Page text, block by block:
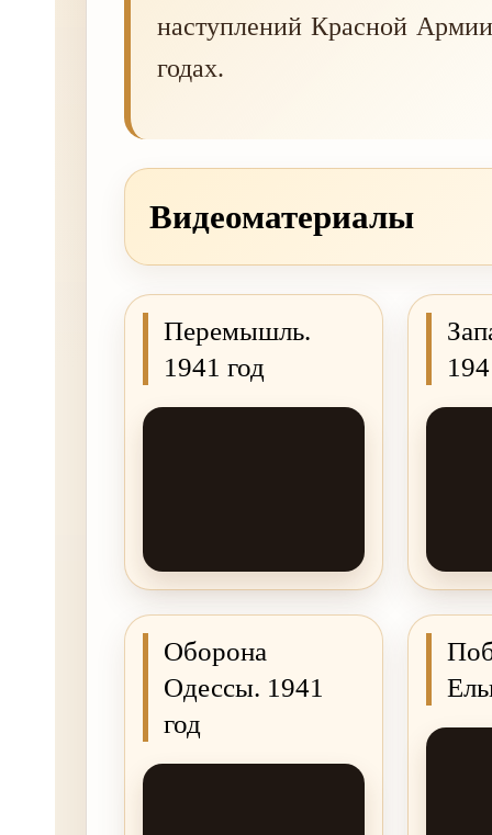
наступлений Красной
годах.
Видеоматериалы
Перемышль.
1941 год
Оборона
Одессы. 1941
год